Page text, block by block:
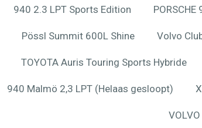
940 2.3 LPT Sports Edition
Pössl Summit 600L Shine Volvo
TOYOTA Auris Touring Sports Hybride
940 Malmö 2,3 LPT (Helaas gesloopt)
VOLVO